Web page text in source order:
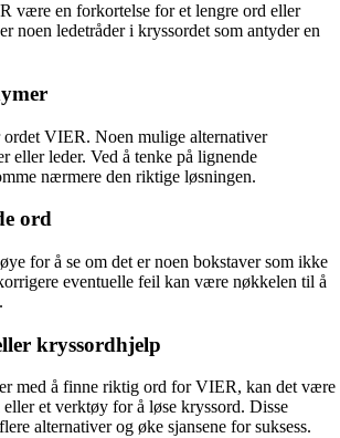
være en forkortelse for et lengre ord eller
noen ledetråder i kryssordet som antyder en
VIER. Noen mulige alternativer
eller leder. Ved å tenke på lignende
nærmere den riktige løsningen.
ord
for å se om det er noen bokstaver som ikke
eventuelle feil kan være nøkkelen til å
kryssordhjelp
med å finne riktig ord for VIER, kan det være
et verktøy for å løse kryssord. Disse
alternativer og øke sjansene for suksess.